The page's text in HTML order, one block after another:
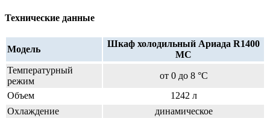
Технические данные
Модель
Шкаф холодильный Ариада R1400
MC
Температурный
режим
от 0 до 8 °C
Объем
1242 л
Охлаждение
динамическое